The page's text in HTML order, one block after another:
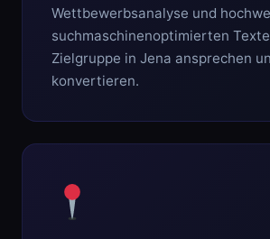
Wettbewerbsanalyse und
suchmaschinenoptimierten
Zielgruppe in Jena ansprechen
konvertieren.